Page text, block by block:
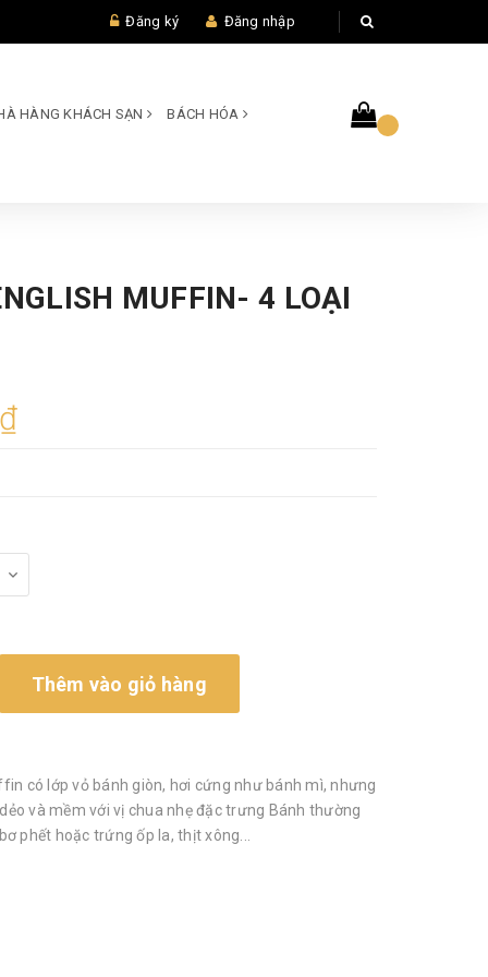
Đăng ký Đăng nhập
HÀNG KHÁCH SẠN BÁCH HÓA
MUFFIN- 4 LOẠI
Thêm vào giỏ hàng
có lớp vỏ bánh giòn, hơi cứng như bánh mì, nhưng
và mềm với vị chua nhẹ đặc trưng Bánh thường
phết hoặc trứng ốp la, thịt xông...